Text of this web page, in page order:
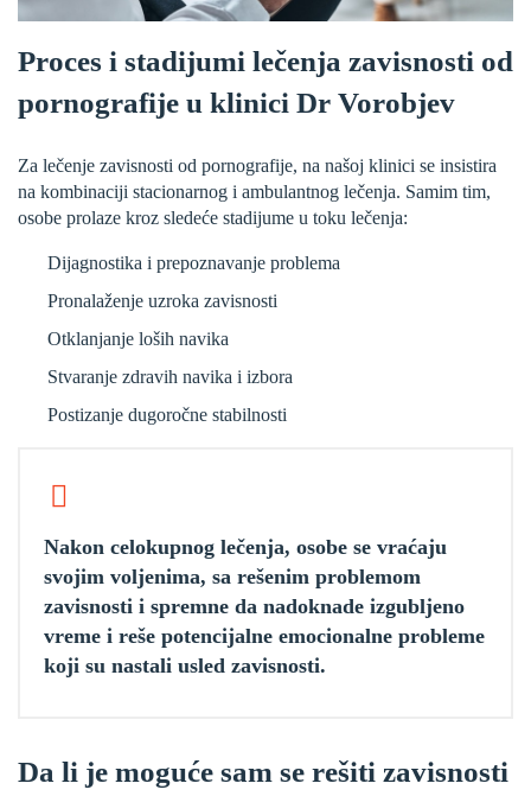
Proces i stadijumi lečenja zavisnosti od
pornografije u klinici Dr Vorobjev
Za lečenje zavisnosti od pornografije, na našoj klinici se insistira
na kombinaciji stacionarnog i ambulantnog lečenja. Samim tim,
osobe prolaze kroz sledeće stadijume u toku lečenja:
Dijagnostika i prepoznavanje problema
Pronalaženje uzroka zavisnosti
Otklanjanje loših navika
Stvaranje zdravih navika i izbora
Postizanje dugoročne stabilnosti
Nakon celokupnog lečenja, osobe se vraćaju
svojim voljenima, sa rešenim problemom
zavisnosti i spremne da nadoknade izgubljeno
vreme i reše potencijalne emocionalne probleme
koji su nastali usled zavisnosti.
Da li je moguće sam se rešiti zavisnosti